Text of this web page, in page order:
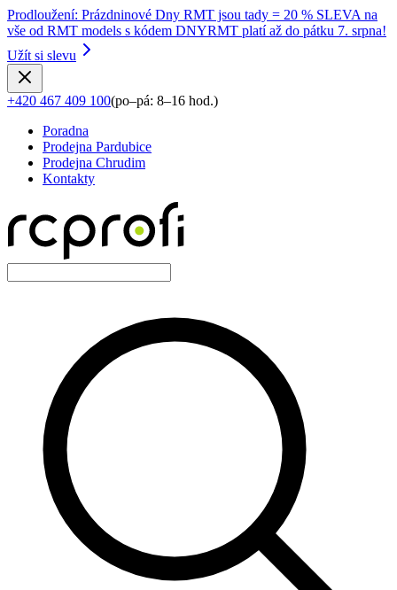
Prodloužení: Prázdninové Dny RMT jsou tady = 20 % SLEVA na
vše od RMT models s kódem DNYRMT platí až do pátku 7. srpna!
Užít si slevu
+420 467 409 100(po–pá: 8–16 hod.)
Poradna
Prodejna Pardubice
Prodejna Chrudim
Kontakty